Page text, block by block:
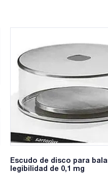
Nuevo Visor
Función
después de
Salida de
Función PC
software
Bloqueo del
Nuevo
12
componentes
Permite 3
Existen 3
- Modelos
- Modelos
- Modelos
Escudo de disco para
legibilidad de 0,1 mg